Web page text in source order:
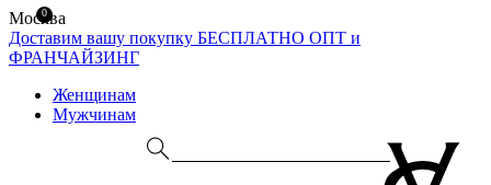
Москва
Доставим вашу покупку БЕСПЛАТНО ОПТ и
ФРАНЧАЙЗИНГ
Женщинам
Мужчинам
0